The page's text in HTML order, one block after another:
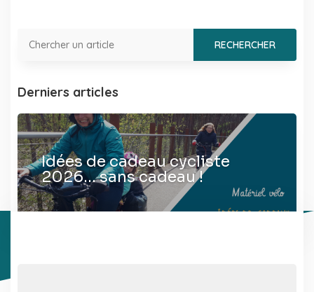
Derniers articles
Idées de cadeau cycliste
2026… sans cadeau !